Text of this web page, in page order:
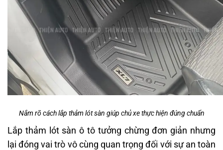
Nắm rõ cách lắp thảm lót sàn giúp chủ xe thực hiện đúng chuẩn
Lắp thảm lót sàn ô tô tưởng chừng đơn giản nhưng
lại đóng vai trò vô cùng quan trọng đối với sự an toàn